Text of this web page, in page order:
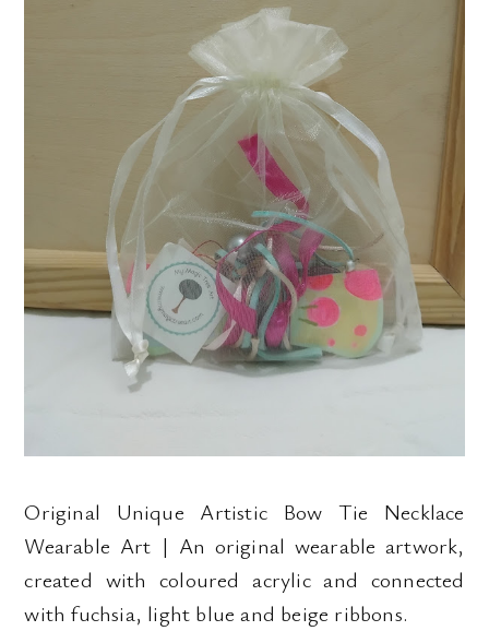
Original Unique Artistic Bow Tie Necklace
Wearable Art | An original wearable artwork,
created with coloured acrylic and connected
with fuchsia, light blue and beige ribbons.